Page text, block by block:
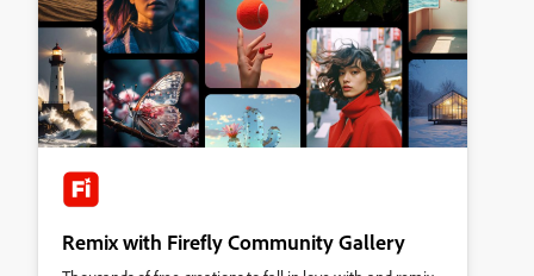
Remix with Firefly Community Gallery